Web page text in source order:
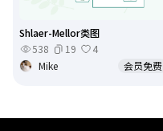
Shlaer-Mellor类图
538
19
4
Mike
会员免费